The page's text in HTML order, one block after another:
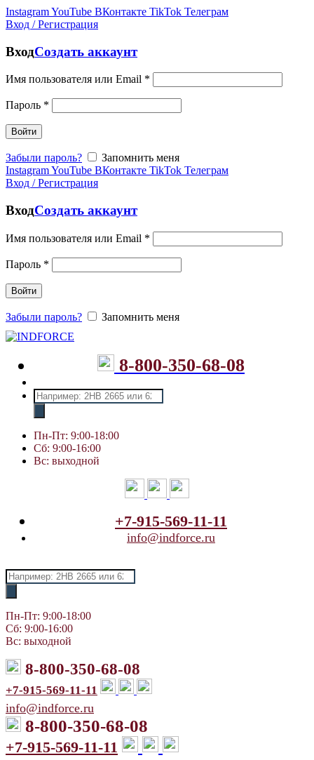
InstagramYouTube ВКонтакте TikTok Телеграм
Вход / Регистрация
ВходСоздать аккаунт
Имя пользователя или Email *
Пароль *
Войти
Забыли пароль?
Запомнить меня
InstagramYouTube ВКонтакте TikTok Телеграм
Вход / Регистрация
ВходСоздать аккаунт
Имя пользователя или Email *
Пароль *
Войти
Забыли пароль? Запомнить меня
8-800-350-68-08
Поиск
товаров
Пн-Пт: 9:00-18:00
Сб: 9:00-16:00
Вс: выходной
+7-915-569-11-11
info@indforce.ru
Поиск
товаров
Пн-Пт: 9:00-18:00
Сб: 9:00-16:00
Вс: выходной
8-800-350-68-08
+7-915-569-11-11
info@indforce.ru
8-800-350-68-08
+7-915-569-11-11